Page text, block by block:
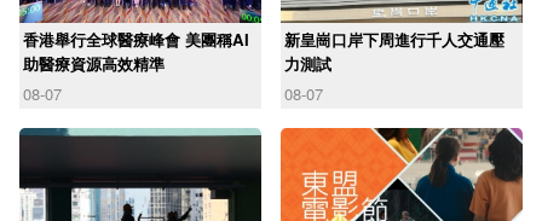
香港舉行全球醫療峰會 美團稱AI
助醫療資源高效精準
08-07
新皇崗口岸下周進行千人交通壓
力測試
08-07